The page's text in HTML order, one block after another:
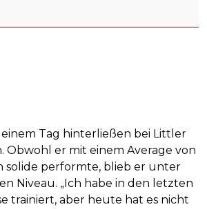
einem Tag hinterließen bei Littler
Obwohl er mit einem Average von
solide performte, blieb er unter
Niveau. „Ich habe in den letzten
trainiert, aber heute hat es nicht